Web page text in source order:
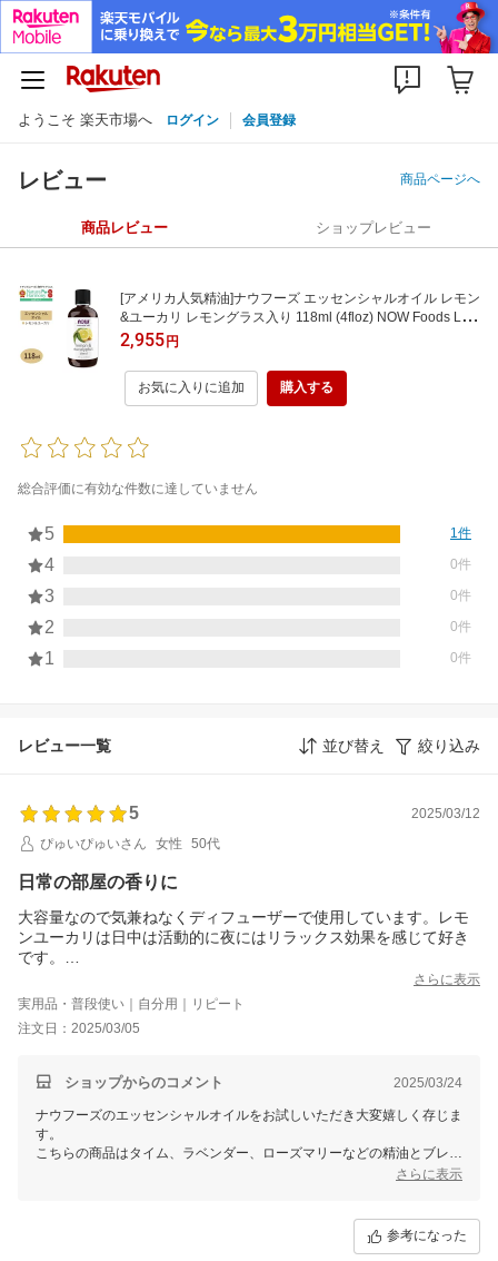
ようこそ 楽天市場へ ログイン 会員登録
レビュー 商品ページへ
商品レビュー ショップレビュー
[アメリカ人気精油]ナウフーズ エッセンシャルオイル レモン
&ユーカリ レモングラス入り 118ml (4floz) NOW Foods Lem
on & Eucalyptus Oil Blend アロマ 精油 リフレッシュ 爽やか
2,955円
お気に入りに追加 購入する
総合評価に有効な件数に達していません
5 1件
4 0件
3 0件
2 0件
1 0件
レビュー一覧 並び替え 絞り込み
5
2025/03/12
ぴゅいぴゅいさん
女性 50代
日常の部屋の香りに
大容量なので気兼ねなくディフューザーで使用しています。レモ
ンユーカリは日中は活動的に夜にはリラックス効果を感じて好き
です。
さらに表示
実用品・普段使い｜自分用｜リピート
注文日：2025/03/05
ショップからのコメント 2025/03/24
ナウフーズのエッセンシャルオイルをお試しいただき大変嬉しく存じま
す。
こちらの商品はタイム、ラベンダー、ローズマリーなどの精油とブレン
さらに表示
参考になった